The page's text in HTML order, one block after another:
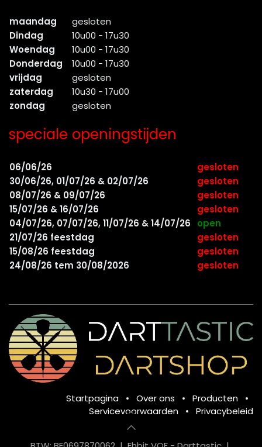
maandag
gesloten
Dindag
10u00 - 17u30
Woendag
10u00 - 17u30
Donderdag
10u00 - 17u30
vrijdag
gesloten
zaterdag
10u30 - 17u00
zondag
gesloten
speciale openingstijden
06/06/26
gesloten
30/06/26, 01/07/26 & 02/07/26
gesloten
08/07/26 & 09/07/26
gesloten
15/07/26 & 16/07/26
gesloten
04/07/26, 07/07/26, 11/07/26 & 14/07/26
open
21/07/26 feestdag
gesloten
15/08/26 feestdag
gesloten
24/08/26 tem 30/08/2026
gesloten
Startpagina • Over ons • Producten
•
Servicevoorwaarden
• Privacybeleid